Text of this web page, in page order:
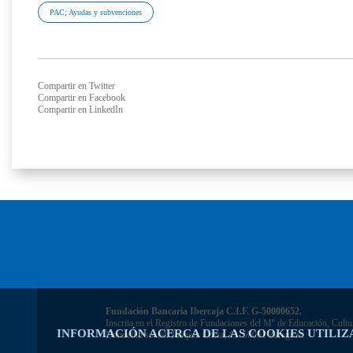
INFORMACIÓN ACERCA DE LAS COOKIES
PAC; Ayudas y subvenciones
Compartir en Twitter
Compartir en Facebook
Compartir en LinkedIn
Fundación Bancaria Ibercaja C.I.F. G-50000652.
Inscrita en el Registro de Fundaciones del Mº de Educación,
Domicilio social: Joaquín Costa, 13. 50001 Zaragoza.